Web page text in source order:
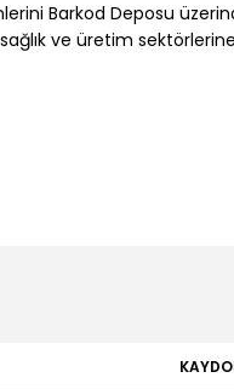
Barkod Deposu
ve üretim